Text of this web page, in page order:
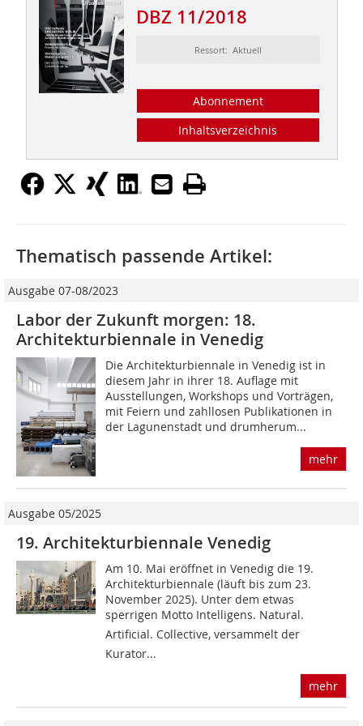
DBZ 11/2018
Ressort: Aktuell
Abonnement
Inhaltsverzeichnis
Thematisch passende Artikel:
Ausgabe 07-08/2023
Labor der Zukunft morgen: 18.
Architekturbiennale in Venedig
Die Architekturbiennale in Venedig ist in
diesem Jahr in ihrer 18. Auflage mit
Ausstellungen, Workshops und Vorträgen,
mit Feiern und zahllosen Publikationen in
der Lagunenstadt und drumherum...
mehr
Ausgabe 05/2025
19. Architekturbiennale Venedig
Am 10. Mai eröffnet in Venedig die 19.
Architekturbiennale (läuft bis zum 23.
November 2025). Unter dem etwas
sperrigen Motto Intelligens. Natural.
Artificial. Collective, versammelt der
Kurator...
mehr